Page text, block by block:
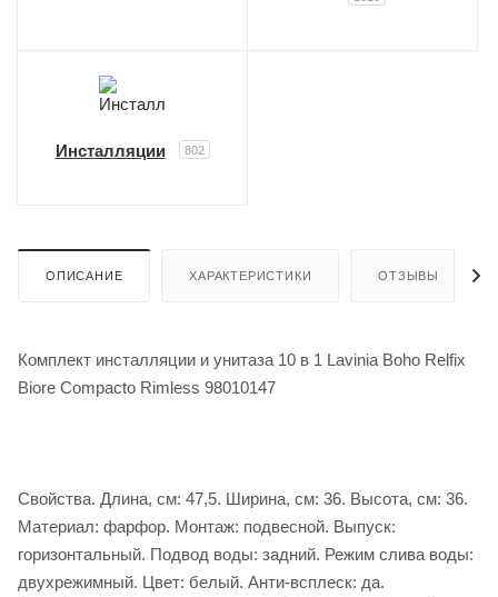
Инсталляции 802
ОПИСАНИЕ ХАРАКТЕРИСТИКИ ОТЗЫВЫ
Комплект инсталляции и унитаза 10 в 1 Lavinia Boho Relfix
Biore Compacto Rimless 98010147
Свойства. Длина, см: 47,5. Ширина, см: 36. Высота, см: 36.
Материал: фарфор. Монтаж: подвесной. Выпуск:
горизонтальный. Подвод воды: задний. Режим слива воды:
двухрежимный. Цвет: белый. Анти-всплеск: да.